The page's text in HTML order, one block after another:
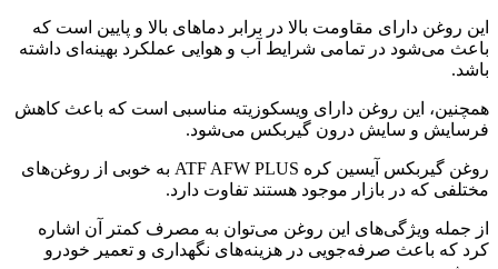
این روغن دارای مقاومت بالا در برابر دماهای بالا و پایین است که
باعث می‌شود در تمامی شرایط آب و هوایی عملکرد بهینه‌ای داشته
باشد.
همچنین، این روغن دارای ویسکوزیته مناسبی است که باعث کاهش
فرسایش و سایش درون گیربکس می‌شود.
روغن گیربکس آیسین کره ATF AFW PLUS به خوبی از روغن‌های
مختلفی که در بازار موجود هستند تفاوت دارد.
از جمله ویژگی‌های این روغن می‌توان به مصرف کمتر آن اشاره
کرد که باعث صرفه‌جویی در هزینه‌های نگهداری و تعمیر خودرو